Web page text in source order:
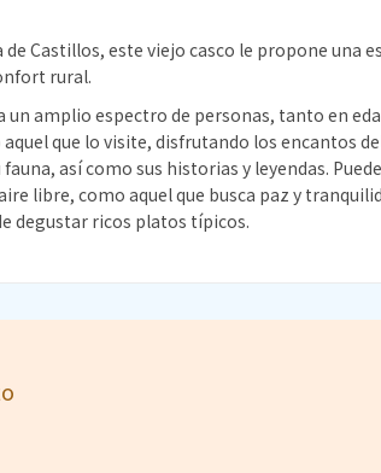
de Castillos, este viejo casco le propone una
rural.
amplio espectro de personas, tanto en
que lo visite, disfrutando los encantos
fauna, así como sus historias y leyendas.
libre, como aquel que busca paz y
degustar ricos platos típicos.